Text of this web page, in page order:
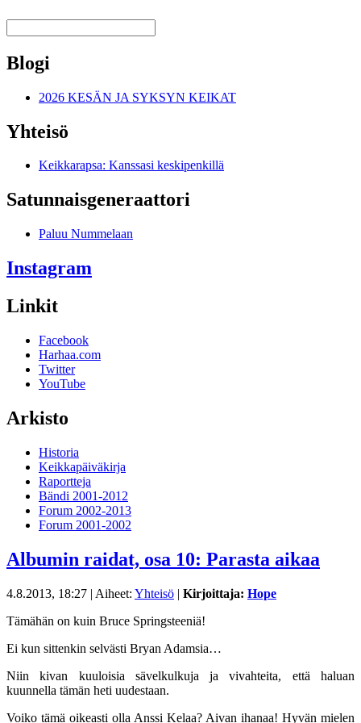
Blogi
2026 KESÄN JA SYKSYN KEIKAT
Yhteisö
Keikkarapsa: Kanssasi keskipenkillä
Satunnais­generaattori
Paluu Nummelaan
Instagram
Linkit
Facebook
Harhaa.com
Twitter
YouTube
Arkisto
Historia
Keikkapäiväkirja
Raportteja
Bändi 2001-2012
Forum 2002-2013
Forum 2001-2002
Albumin raidat, osa 10: Parasta aikaa
4.8.2013, 18:27 | Aiheet: Yhteisö | Kirjoittaja: Hope
Tämähän on kuin Bruce Springsteeniä!
Ei kun sittenkin selvästi Bryan Adamsia…
Niin kivan kuuloisia sävelkulkuja ja vivahteita, että haluan
kuunnella tämän heti uudestaan.
Voiko tämä oikeasti olla Anssi Kelaa? Aivan ihanaa! Hyvän mielen